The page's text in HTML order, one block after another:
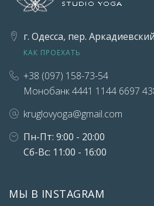
г. Одесса, пер.
КАК ПРОЕХАТЬ
+38 (097) 158-73-54
Монобанк 4441 1144 6697
kruglovyoga@gmail.com
Пн-Пт: 9:00 - 20:00
Сб-Вс: 11:00 - 16:00
МЫ В INSTAGRAM